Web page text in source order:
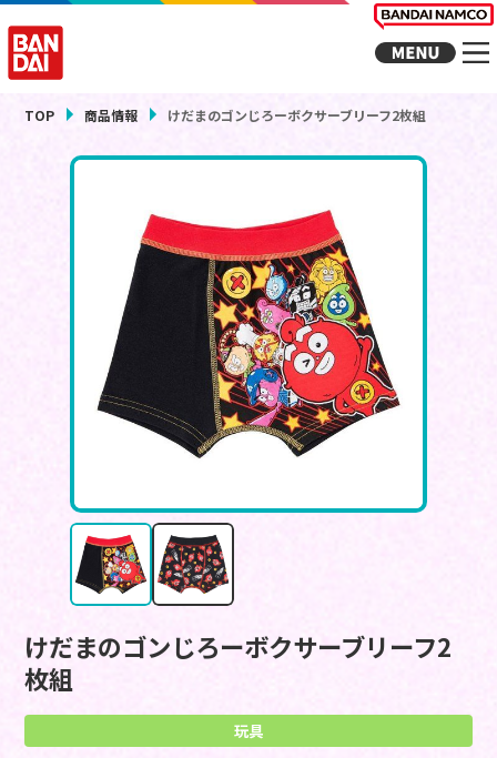
TOP 商品情報 けだまのゴンじろーボクサーブリーフ2枚組
けだまのゴンじろーボクサーブリーフ2
枚組
玩具